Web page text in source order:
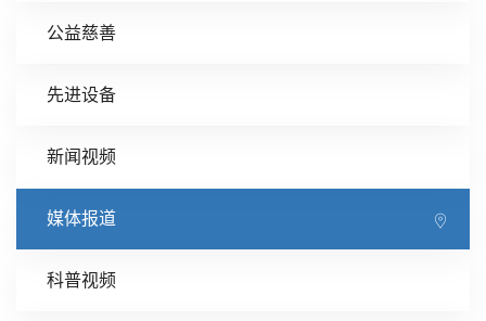
公益慈善
先进设备
新闻视频
媒体报道
科普视频